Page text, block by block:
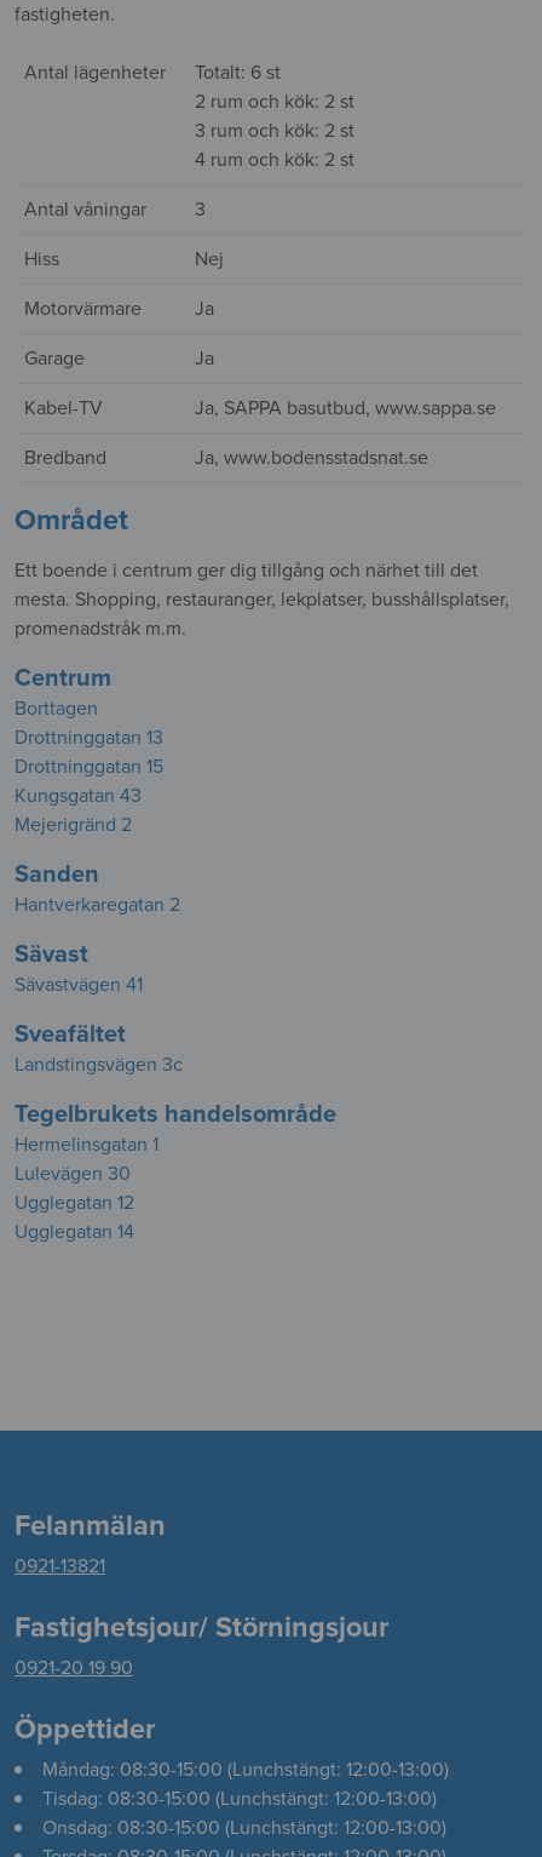
Centrum
Borttagen
Drottninggatan 13
Drottninggatan 15
Kungsgatan 43
Mejerigränd 2
Sanden
Hantverkaregatan 2
Sävast
Sävastvägen 41
Sveafältet
Landstingsvägen 3c
Tegelbrukets handelsområde
Hermelinsgatan 1
Lulevägen 30
Ugglegatan 12
Ugglegatan 14
fastigheten.
Antal lägenheter
Totalt: 6 st
2 rum och kök: 2 st
3 rum och kök: 2 st
4 rum och kök: 2 st
Antal våningar
3
Hiss
Nej
Motorvärmare
Ja
Garage
Ja
Kabel-TV
Ja, SAPPA basutbud, www.sappa.se
Bredband
Ja, www.bodensstadsnat.se
Området
Ett boende i centrum ger dig tillgång och närhet till det
mesta. Shopping, restauranger, lekplatser, busshållsplatser,
promenadstråk m.m.
Felanmälan
0921-13821
Fastighetsjour/ Störningsjour
0921-20 19 90
Öppettider
Måndag: 08:30-15:00 (Lunchstängt: 12:00-13:00)
Tisdag: 08:30-15:00 (Lunchstängt: 12:00-13:00)
Onsdag: 08:30-15:00 (Lunchstängt: 12:00-13:00)